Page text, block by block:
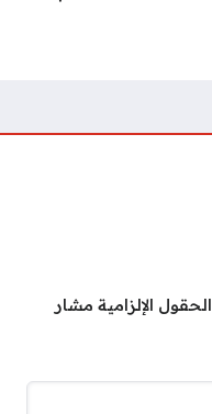
الحقول الإلزامية مشار